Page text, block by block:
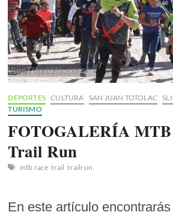
DEPORTES CULTURA SAN JUAN TOTOLAC
TURISMO
FOTOGALERÍA MTB
Trail Run
mtb race trail trailrun
En este artículo